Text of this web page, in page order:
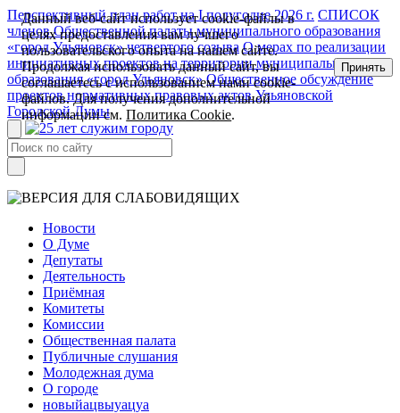
Перспективный план работ на I полугодие 2026 г. СПИСОК
членов Общественной палаты муниципального образования
«город Ульяновск» четвертого созыва О мерах по реализации
инициативных проектов на территории муниципального
образования «город Ульяновск» Общественное обсуждение
проектов нормативных правовых актов Ульяновской
Городской Думы
Новости
О Думе
Депутаты
Деятельность
Приёмная
Комитеты
Комиссии
Общественная палата
Публичные слушания
Молодежная дума
О городе
новыйацвыуацуа
Данный веб-сайт использует cookie-файлы в
целях предоставления вам лучшего
пользовательского опыта на нашем сайте.
Продолжая использовать данный сайт, вы
соглашаетесь с использованием нами cookie-
файлов. Для получения дополнительной
информации см.Политика Cookie.
Принять